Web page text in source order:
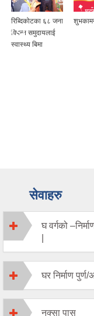
रिब्दिकोटका ६८ जना
विपन्न समुदायलाई
स्वास्थ्य बिमा
सेवाहरु
घ वर्गको
घर निर्माण
नक्सा पास